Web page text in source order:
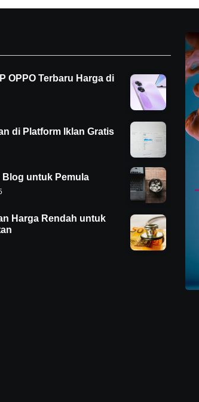
OPPO Terbaru Harga di
di Platform Iklan Gratis
Blog untuk Pemula
Harga Rendah untuk